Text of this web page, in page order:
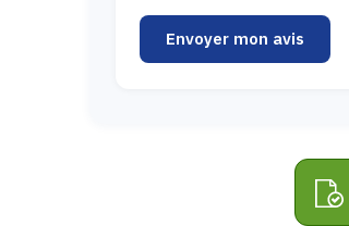
Envoyer mon avis